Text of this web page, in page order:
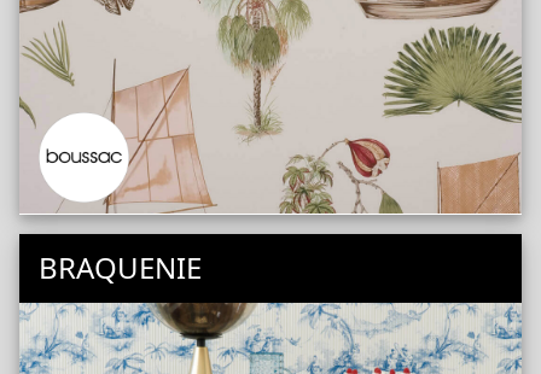
BRAQUENIE